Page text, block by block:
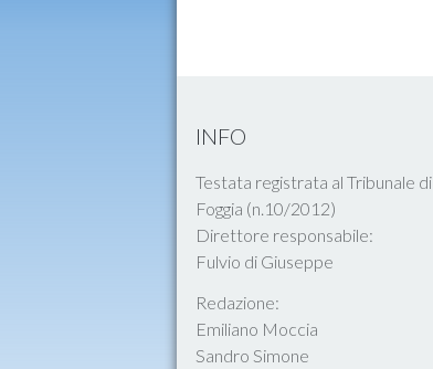
INFO
Testata registrata al Tribunale di
Foggia (n.10/2012)
Direttore responsabile:
Fulvio di Giuseppe
Redazione:
Emiliano Moccia
Sandro Simone